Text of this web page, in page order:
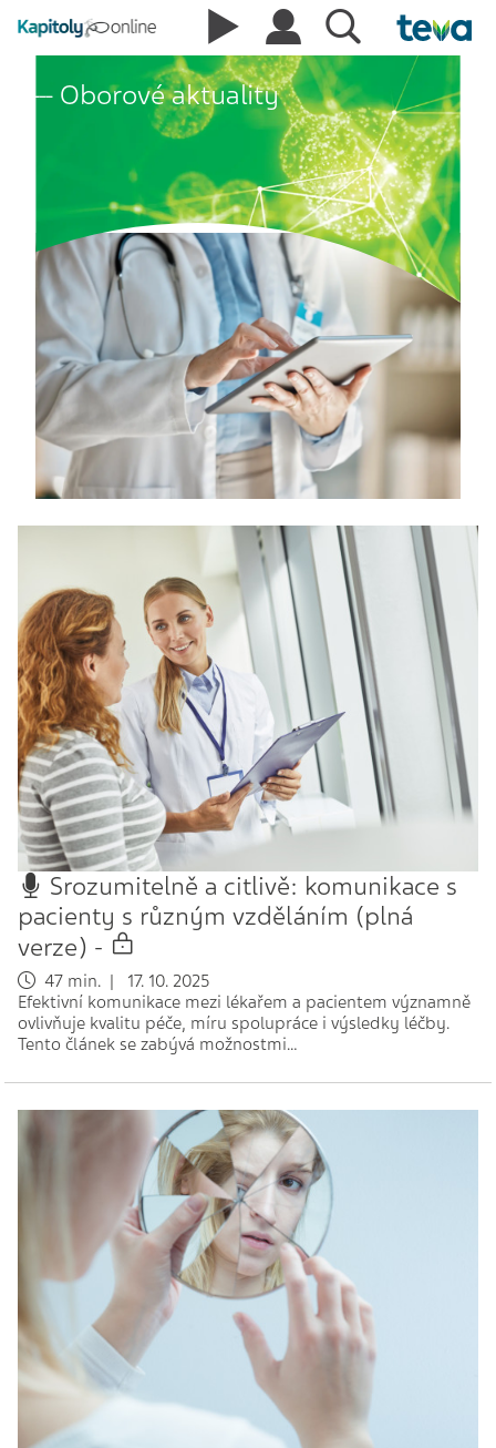
Oborové aktuality
Srozumitelně a citlivě: komunikace s
pacienty s různým vzděláním (plná
verze) -
47 min. | 17. 10. 2025
Efektivní komunikace mezi lékařem a pacientem významně
ovlivňuje kvalitu péče, míru spolupráce i výsledky léčby.
Tento článek se zabývá možnostmi…